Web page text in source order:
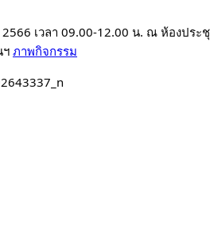
เวลา 09.00-12.00 น. ณ ห้องประ
ภาพกิจกรรม